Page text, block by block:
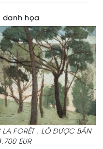
danh họa
LA FORÊT . LÔ ĐƯỢC BÁN
EUR